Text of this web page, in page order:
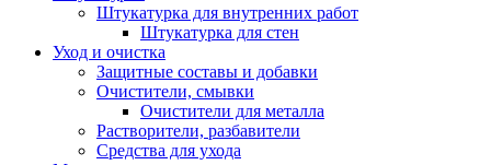
Штукатурка для внутренних работ
Штукатурка для стен
Уход и очистка
Защитные составы и добавки
Очистители, смывки
Очистители для металла
Растворители, разбавители
Средства для ухода